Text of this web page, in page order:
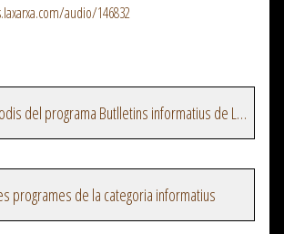
audio/146832
Veure més episodis del programa Butlletins informatius de La Xarxa
programes de la categoria informatius